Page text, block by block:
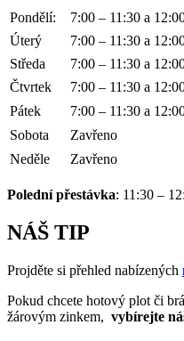
Pondělí:
7:00 – 11:30 a
Úterý
7:00 – 11:30 a
Středa
7:00 – 11:30 a
Čtvrtek
7:00 – 11:30 a
Pátek
7:00 – 11:30 a
Sobota
Zavřeno
Neděle
Zavřeno
Polední přestávka: 11:30 –
NÁŠ TIP
Projděte si přehled nabízených
Pokud chcete hotový plot či
žárovým zinkem, vybírejte